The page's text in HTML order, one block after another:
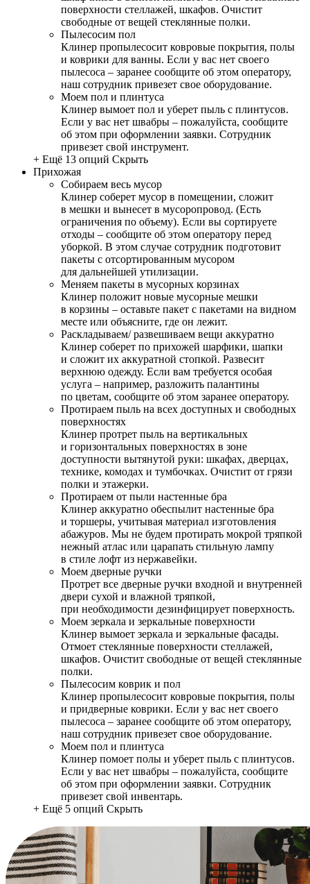
поверхности стеллажей, шкафов. Очистит
свободные от вещей стеклянные полки.
Пылесосим пол
Клинер пропылесосит ковровые покрытия, полы
и коврики для ванны. Если у вас нет своего
пылесоса – заранее сообщите об этом оператору,
наш сотрудник привезет свое оборудование.
Моем пол и плинтуса
Клинер вымоет пол и уберет пыль с плинтусов.
Если у вас нет швабры – пожалуйста, сообщите
об этом при оформлении заявки. Сотрудник
привезет свой инструмент.
+ Ещё 13 опций Скрыть
Прихожая
Собираем весь мусор
Клинер соберет мусор в помещении, сложит
в мешки и вынесет в мусоропровод. (Есть
ограничения по объему). Если вы сортируете
отходы – сообщите об этом оператору перед
уборкой. В этом случае сотрудник подготовит
пакеты с отсортированным мусором
для дальнейшей утилизации.
Меняем пакеты в мусорных корзинах
Клинер положит новые мусорные мешки
в корзины – оставьте пакет с пакетами на видном
месте или объясните, где он лежит.
Раскладываем/ развешиваем вещи аккуратно
Клинер соберет по прихожей шарфики, шапки
и сложит их аккуратной стопкой. Развесит
верхнюю одежду. Если вам требуется особая
услуга – например, разложить палантины
по цветам, сообщите об этом заранее оператору.
Протираем пыль на всех доступных и свободных
поверхностях
Клинер протрет пыль на вертикальных
и горизонтальных поверхностях в зоне
доступности вытянутой руки: шкафах, дверцах,
технике, комодах и тумбочках. Очистит от грязи
полки и этажерки.
Протираем от пыли настенные бра
Клинер аккуратно обеспылит настенные бра
и торшеры, учитывая материал изготовления
абажуров. Мы не будем протирать мокрой тряпкой
нежный атлас или царапать стильную лампу
в стиле лофт из нержавейки.
Моем дверные ручки
Протрет все дверные ручки входной и внутренней
двери сухой и влажной тряпкой,
при необходимости дезинфицирует поверхность.
Моем зеркала и зеркальные поверхности
Клинер вымоет зеркала и зеркальные фасады.
Отмоет стеклянные поверхности стеллажей,
шкафов. Очистит свободные от вещей стеклянные
полки.
Пылесосим коврик и пол
Клинер пропылесосит ковровые покрытия, полы
и придверные коврики. Если у вас нет своего
пылесоса – заранее сообщите об этом оператору,
наш сотрудник привезет свое оборудование.
Моем пол и плинтуса
Клинер помоет полы и уберет пыль с плинтусов.
Если у вас нет швабры – пожалуйста, сообщите
об этом при оформлении заявки. Сотрудник
привезет свой инвентарь.
+ Ещё 5 опций Скрыть